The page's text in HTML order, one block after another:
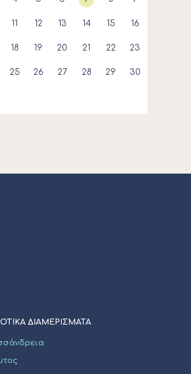
11 12 13 14 15 16
18 19 20 21 22 23
25 26 27 28 29 30
ΔΙΑΜΕΡΙΣΜΑΤΑ